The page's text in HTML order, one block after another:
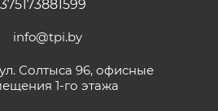
info@tpi.by
Солтыса 96, офисные
1-го этажа